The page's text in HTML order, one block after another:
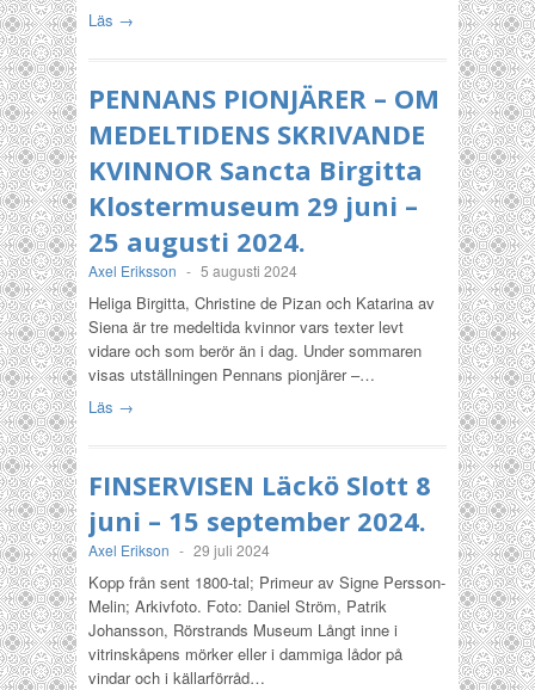
Läs →
PENNANS PIONJÄRER – OM
MEDELTIDENS SKRIVANDE
KVINNOR Sancta Birgitta
Klostermuseum 29 juni –
25 augusti 2024.
Axel Eriksson - 5 augusti 2024
Heliga Birgitta, Christine de Pizan och Katarina av
Siena är tre medeltida kvinnor vars texter levt
vidare och som berör än i dag. Under sommaren
visas utställningen Pennans pionjärer –…
Läs →
FINSERVISEN Läckö Slott 8
juni – 15 september 2024.
Axel Erikson - 29 juli 2024
Kopp från sent 1800-tal; Primeur av Signe Persson-
Melin; Arkivfoto. Foto: Daniel Ström, Patrik
Johansson, Rörstrands Museum Långt inne i
vitrinskåpens mörker eller i dammiga lådor på
vindar och i källarförråd…